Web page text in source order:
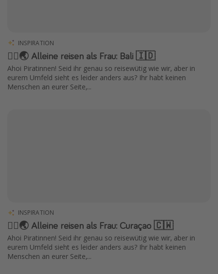
INSPIRATION
🧍‍♀️🌏 Alleine reisen als Frau: Bali 🇮🇩
Ahoi Piratinnen! Seid ihr genau so reisewütig wie wir, aber in
eurem Umfeld sieht es leider anders aus? Ihr habt keinen
Menschen an eurer Seite,...
INSPIRATION
🧍‍♀️🌏 Alleine reisen als Frau: Curaçao 🇨🇼
Ahoi Piratinnen! Seid ihr genau so reisewütig wie wir, aber in
eurem Umfeld sieht es leider anders aus? Ihr habt keinen
Menschen an eurer Seite,...